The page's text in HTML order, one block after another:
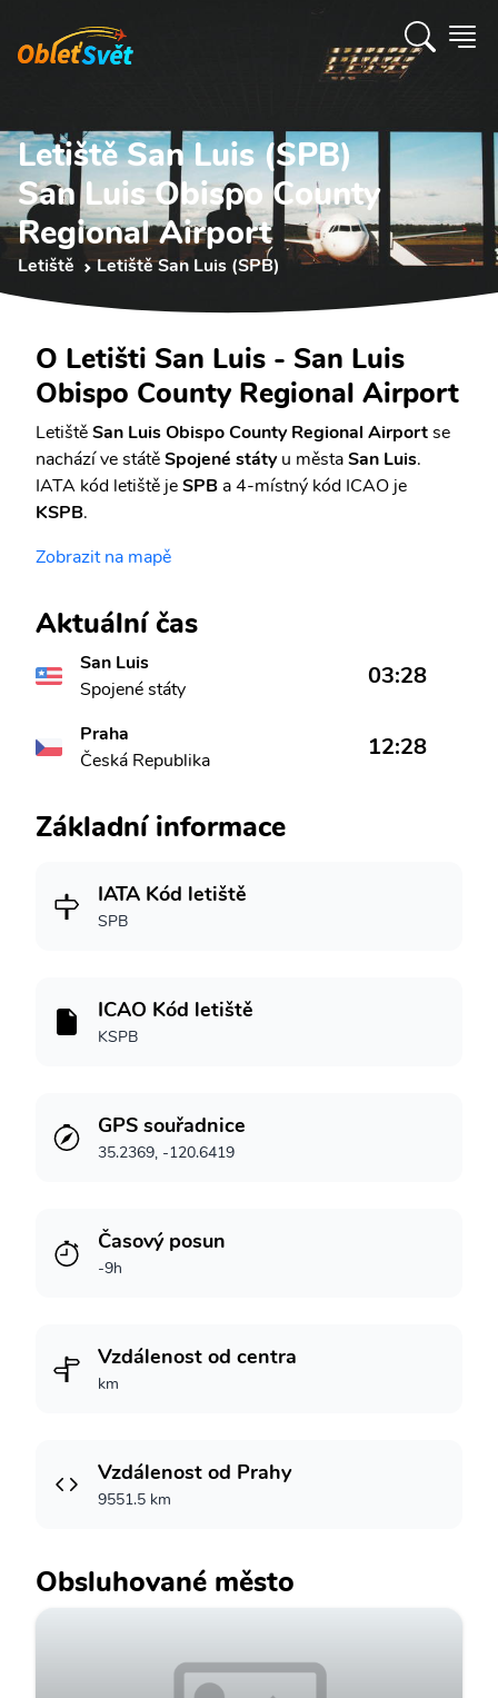
Letiště San Luis (SPB)
San Luis Obispo County
Regional Airport
Letiště Letiště San Luis (SPB)
O Letišti San Luis - San Luis
Obispo County Regional Airport
LetištěSan Luis Obispo County Regional Airportse
nachází ve státěSpojené státyu městaSan Luis.
IATA kód letiště jeSPB a 4-místný kód ICAO je
KSPB.
Zobrazit na mapě
Aktuální čas
San Luis
Spojené státy
03:28
Praha
Česká Republika
12:28
Základní informace
IATA Kód letiště
SPB
ICAO Kód letiště
KSPB
GPS souřadnice
35.2369, -120.6419
Časový posun
-9h
Vzdálenost od centra
km
Vzdálenost od Prahy
9551.5 km
Obsluhované město